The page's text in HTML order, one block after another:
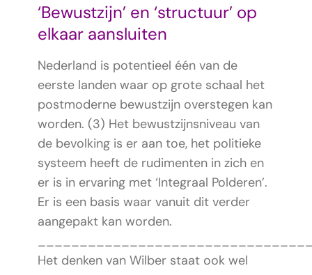
‘Bewustzijn’ en ‘structuur’ op
elkaar aansluiten
Nederland is potentieel één van de
eerste landen waar op grote schaal het
postmoderne bewustzijn overstegen kan
worden. (3) Het bewustzijnsniveau van
de bevolking is er aan toe, het politieke
systeem heeft de rudimenten in zich en
er is in ervaring met ‘Integraal Polderen’.
Er is een basis waar vanuit dit verder
aangepakt kan worden.
Het denken van Wilber staat ook wel